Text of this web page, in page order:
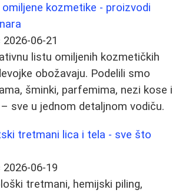
kozmetike - proizvodi
2026-06-21
listu omiljenih kozmetičkih
obožavaju. Podelili smo
šminki, parfemima, nezi kose i
sve u jednom detaljnom vodiču.
tretmani lica i tela - sve što
2026-06-19
tretmani, hemijski piling,